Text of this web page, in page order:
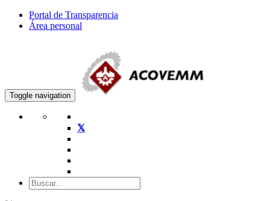
Portal de Transparencia
Área personal
Toggle navigation